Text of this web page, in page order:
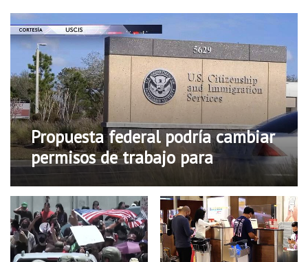
Propuesta federal podría cambiar
permisos de trabajo para
solicitantes de asilo